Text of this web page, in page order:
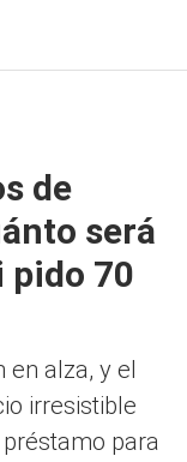
de
será
pido 70
en alza, y el
irresistible
para